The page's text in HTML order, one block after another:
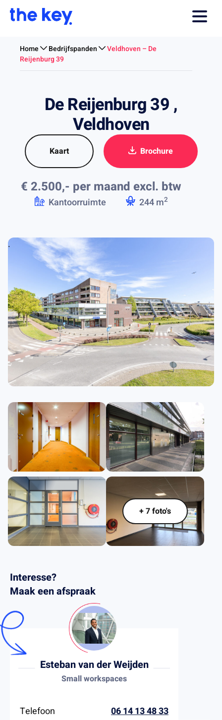
Home Bedrijfspanden
Veldhoven – De
Reijenburg 39
De Reijenburg 39 ,
Veldhoven
Kaart Brochure
€ 2.500,- per maand excl. btw
Kantoorruimte 244 m2
.
. .
. + 7 foto's
Interesse?
Maak een afspraak
Esteban van der Weijden
Small workspaces
Telefoon
06 14 13 48 33